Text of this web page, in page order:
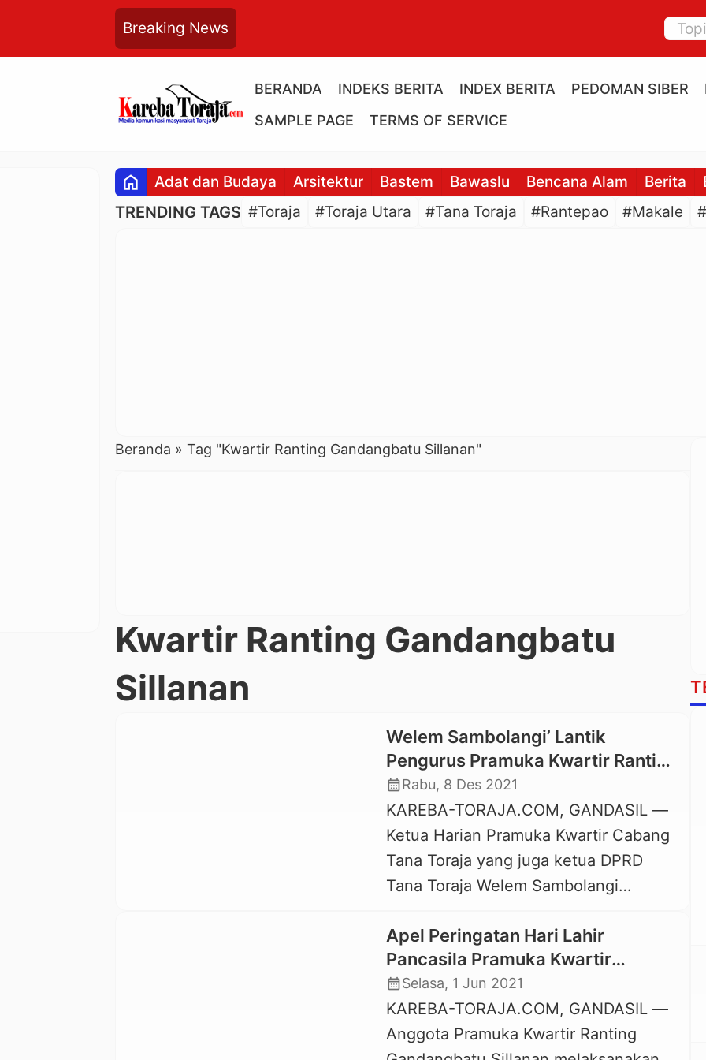
Breaking News
BERANDA INDEKS BERITA INDEX BERITA PEDOMAN SIBER
SAMPLE PAGE
TERMS OF SERVICE
home Adat dan Budaya Arsitektur Bastem Bawaslu Bencana Alam Berita
TRENDING TAGS #Toraja #Toraja Utara #Tana Toraja #Rantepao #Makale
Beranda » Tag "Kwartir Ranting Gandangbatu Sillanan"
Kwartir Ranting Gandangbatu
Sillanan
Welem Sambolangi’ Lantik
Pengurus Pramuka Kwartir Ranting
Kecamatan Gandangbatu Sillanan
calendar_monthRabu, 8 Des 2021
KAREBA-TORAJA.COM, GANDASIL —
Ketua Harian Pramuka Kwartir Cabang
Tana Toraja yang juga ketua DPRD
Tana Toraja Welem Sambolangi
Kwartir Ranting Pramuka Kecamatan
Gandangbatu Sillanan masa Bakti 2021
– 2024. Pelantikan dan pengukuhan
digelar pada Rabu, 8 Desember 2021,
di SDN 142 Lembang Gandangbatu,
Apel Peringatan Hari Lahir
Pancasila Pramuka Kwartir
Ranting Gandangbatu Sillanan
calendar_monthSelasa, 1 Jun 2021
KAREBA-TORAJA.COM, GANDASIL —
Anggota Pramuka Kwartir Ranting